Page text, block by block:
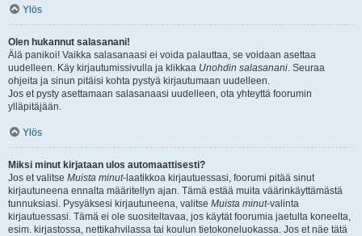
Ylös
Olen hukannut salasanani!
Älä panikoi! Vaikka salasanaasi ei voida palauttaa, se voidaan asettaa
uudelleen. Käy kirjautumissivulla ja klikkaa Unohdin salasanani. Seuraa
ohjeita ja sinun pitäisi kohta pystyä kirjautumaan uudelleen.
Jos et pysty asettamaan salasanaasi uudelleen, ota yhteyttä foorumin
ylläpitäjään.
Ylös
Miksi minut kirjataan ulos automaattisesti?
Jos et valitse Muista minut-laatikkoa kirjautuessasi, foorumi pitää sinut
kirjautuneena ennalta määritellyn ajan. Tämä estää muita väärinkäyttämästä
tunnuksiasi. Pysyäksesi kirjautuneena, valitse Muista minut-valinta
kirjautuessasi. Tämä ei ole suositeltavaa, jos käytät foorumia jaetulta koneelta,
esim. kirjastossa, nettikahvilassa tai koulun tietokoneluokassa. Jos et näe tätä